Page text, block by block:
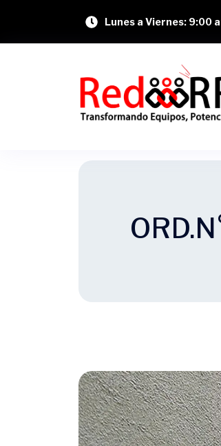
Lunes a Viernes: 9:00